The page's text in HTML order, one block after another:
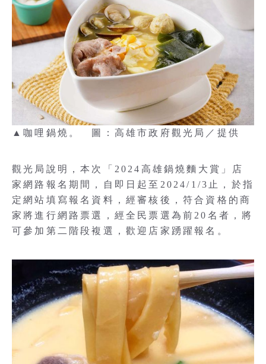
▲咖哩鍋燒。 圖：高雄市政府觀光局／提供
觀光局說明，本次「2024高雄鍋燒麵大賞」店
家網路報名期間，自即日起至2024/1/3止，於指
定網站填寫報名資料，經審核後，符合資格的商
家將進行網路票選，經全民票選為前20名者，將
可參加第二階段複選，歡迎店家踴躍報名。